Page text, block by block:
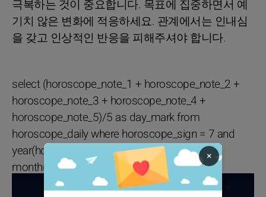
극복하는 것이 중요합니다. 목표에 집중하면서 예
기치 않은 변화에 적응하세요. 관계에서는 인내심
을 갖고 인상적인 반응을 피해주셔야 합니다.
select (horoscope_note_1 + horoscope_note_2 +
horoscope_note_3 + horoscope_note_4 +
horoscope_note_5)/5 as day_mark from
horoscope_daily where horoscope_sign = 7 and
year(horoscope_date) = 2026 and
month(horoscope_date) = 8
전갈자리의 상세 운세
×